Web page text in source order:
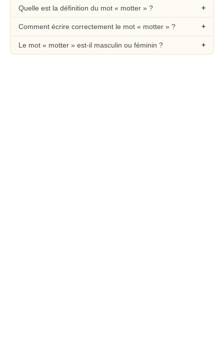
Quelle est la définition du mot « motter » ?
Comment écrire correctement le mot « motter » ?
Le mot « motter » est-il masculin ou féminin ?